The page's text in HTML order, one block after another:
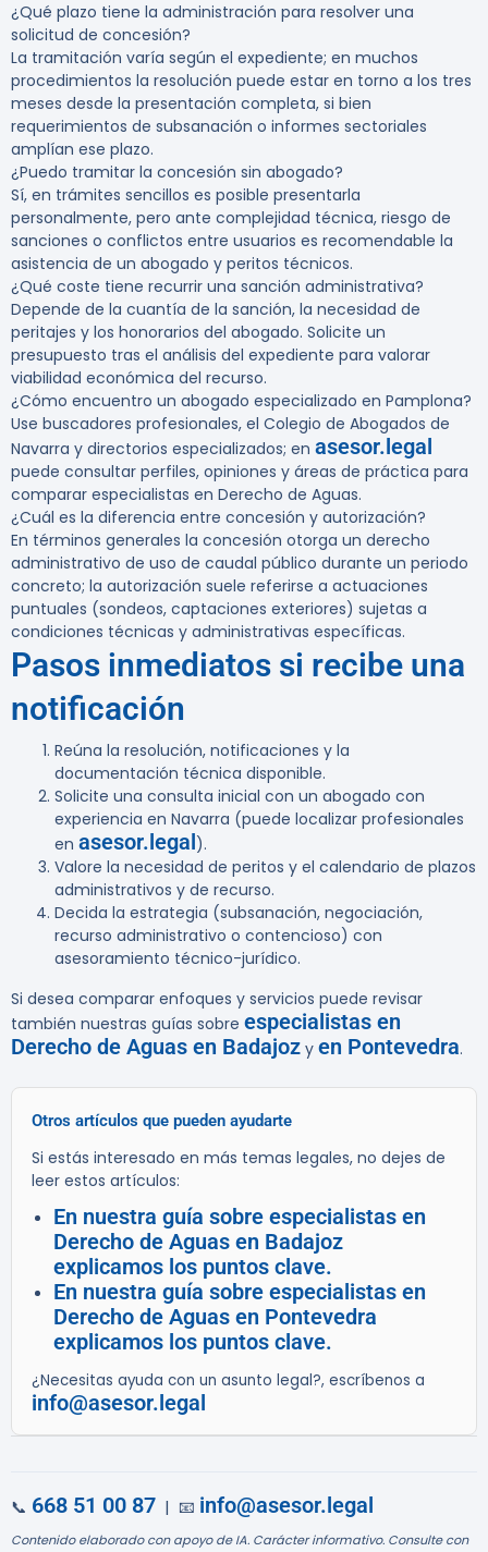
¿Qué plazo tiene la administración para resolver una
solicitud de concesión?
La tramitación varía según el expediente; en muchos
procedimientos la resolución puede estar en torno a los tres
meses desde la presentación completa, si bien
requerimientos de subsanación o informes sectoriales
amplían ese plazo.
¿Puedo tramitar la concesión sin abogado?
Sí, en trámites sencillos es posible presentarla
personalmente, pero ante complejidad técnica, riesgo de
sanciones o conflictos entre usuarios es recomendable la
asistencia de un abogado y peritos técnicos.
¿Qué coste tiene recurrir una sanción administrativa?
Depende de la cuantía de la sanción, la necesidad de
peritajes y los honorarios del abogado. Solicite un
presupuesto tras el análisis del expediente para valorar
viabilidad económica del recurso.
¿Cómo encuentro un abogado especializado en Pamplona?
Use buscadores profesionales, el Colegio de Abogados de
Navarra y directorios especializados; en asesor.legal
puede consultar perfiles, opiniones y áreas de práctica para
comparar especialistas en Derecho de Aguas.
¿Cuál es la diferencia entre concesión y autorización?
En términos generales la concesión otorga un derecho
administrativo de uso de caudal público durante un periodo
concreto; la autorización suele referirse a actuaciones
puntuales (sondeos, captaciones exteriores) sujetas a
condiciones técnicas y administrativas específicas.
Pasos inmediatos si recibe una
notificación
Reúna la resolución, notificaciones y la
documentación técnica disponible.
Solicite una consulta inicial con un abogado con
experiencia en Navarra (puede localizar profesionales
en asesor.legal).
Valore la necesidad de peritos y el calendario de plazos
administrativos y de recurso.
Decida la estrategia (subsanación, negociación,
recurso administrativo o contencioso) con
asesoramiento técnico-jurídico.
Si desea comparar enfoques y servicios puede revisar
también nuestras guías sobre especialistas en
Derecho de Aguas en Badajoz y en Pontevedra.
Otros artículos que pueden ayudarte
Si estás interesado en más temas legales, no dejes de
leer estos artículos:
En nuestra guía sobre especialistas en
Derecho de Aguas en Badajoz
explicamos los puntos clave.
En nuestra guía sobre especialistas en
Derecho de Aguas en Pontevedra
explicamos los puntos clave.
¿Necesitas ayuda con un asunto legal?, escríbenos a
info@asesor.legal
📞 668 51 00 87 | 📧 info@asesor.legal
Contenido elaborado con apoyo de IA. Carácter informativo. Consulte con